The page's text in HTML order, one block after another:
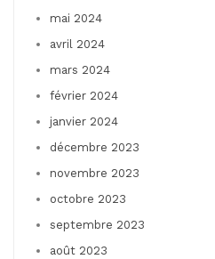
mai 2024
avril 2024
mars 2024
février 2024
janvier 2024
décembre 2023
novembre 2023
octobre 2023
septembre 2023
août 2023